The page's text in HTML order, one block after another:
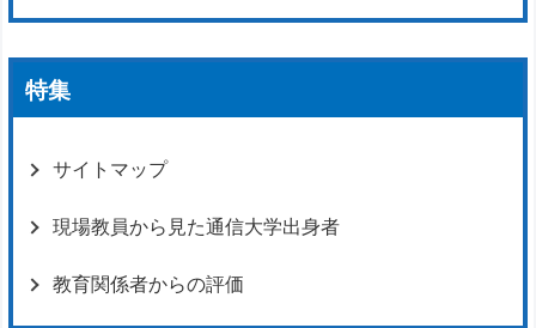
特集
サイトマップ
現場教員から見た通信大学出身者
教育関係者からの評価